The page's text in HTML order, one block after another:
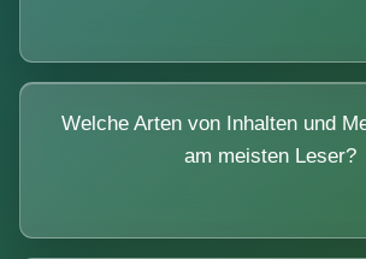
Welche Arten von Inhalten und
am meisten Leser?